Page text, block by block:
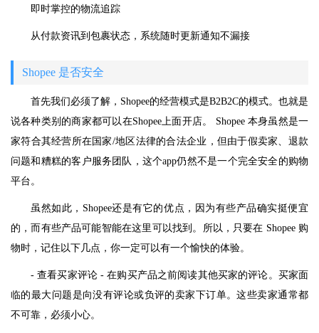
即时掌控的物流追踪
从付款资讯到包裹状态，系统随时更新通知不漏接
Shopee 是否安全
首先我们必须了解，Shopee的经营模式是B2B2C的模式。也就是
说各种类别的商家都可以在Shopee上面开店。 Shopee 本身虽然是一
家符合其经营所在国家/地区法律的合法企业，但由于假卖家、退款
问题和糟糕的客户服务团队，这个app仍然不是一个完全安全的购物
平台。
虽然如此，Shopee还是有它的优点，因为有些产品确实挺便宜
的，而有些产品可能智能在这里可以找到。所以，只要在 Shopee 购
物时，记住以下几点，你一定可以有一个愉快的体验。
- 查看买家评论 - 在购买产品之前阅读其他买家的评论。买家面
临的最大问题是向没有评论或负评的卖家下订单。这些卖家通常都
不可靠，必须小心。